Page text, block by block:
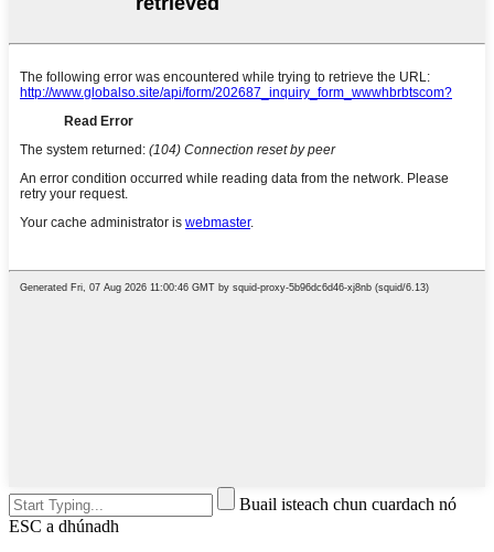
Buail isteach chun cuardach nó
ESC a dhúnadh